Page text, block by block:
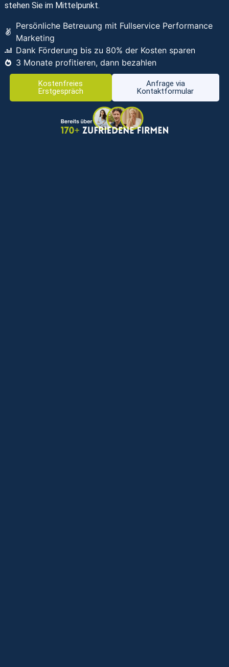
stehen Sie im Mittelpunkt.
Persönliche Betreuung mit Fullservice Performance
Marketing
Dank Förderung bis zu 80% der Kosten sparen
3 Monate profitieren, dann bezahlen
Kostenfreies
Erstgespräch
Anfrage via
Kontaktformular